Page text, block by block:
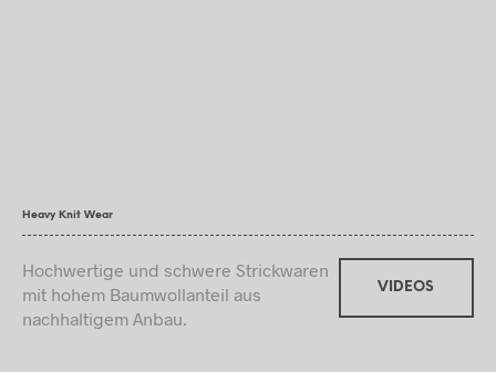
Heavy Knit Wear
Hochwertige und schwere Strickwaren
mit hohem Baumwollanteil aus
nachhaltigem Anbau.
VIDEOS